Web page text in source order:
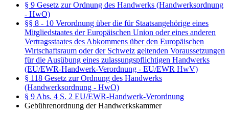
§ 9 Gesetz zur Ordnung des Handwerks (Handwerksordnung
- HwO)
§§ 8 - 10 Verordnung über die für Staatsangehörige eines
Mitgliedstaates der Europäischen Union oder eines anderen
Vertragsstaates des Abkommens über den Europäischen
Wirtschaftsraum oder der Schweiz geltenden Voraussetzungen
für die Ausübung eines zulassungspflichtigen Handwerks
(EU/EWR-Handwerk-Verordnung - EU/EWR HwV)
§ 118 Gesetz zur Ordnung des Handwerks
(Handwerksordnung - HwO)
§ 9 Abs. 4 S. 2 EU/EWR-Handwerk-Verordnung
Gebührenordnung der Handwerkskammer